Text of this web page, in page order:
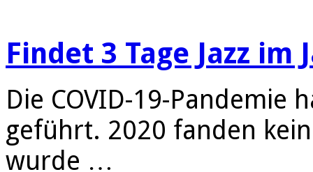
Findet 3 Tage Jazz im
Die COVID-19-Pandemie
geführt. 2020 fanden
wurde …